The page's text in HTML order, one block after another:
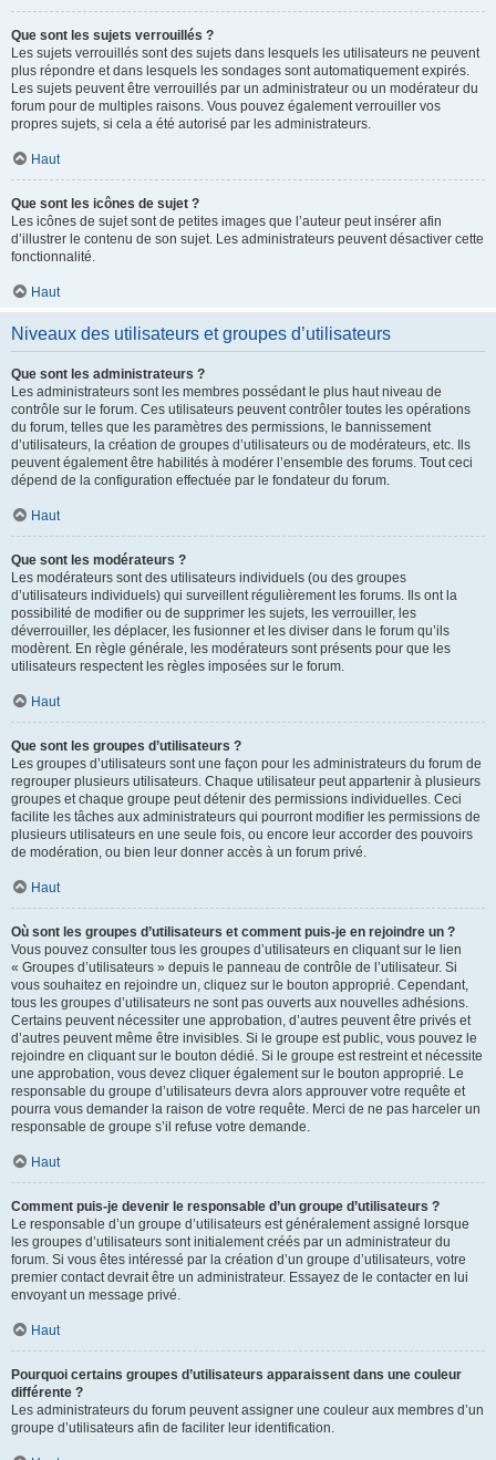
Que sont les sujets verrouillés ?
Les sujets verrouillés sont des sujets dans lesquels les utilisateurs ne peuvent
plus répondre et dans lesquels les sondages sont automatiquement expirés.
Les sujets peuvent être verrouillés par un administrateur ou un modérateur du
forum pour de multiples raisons. Vous pouvez également verrouiller vos
propres sujets, si cela a été autorisé par les administrateurs.
Haut
Que sont les icônes de sujet ?
Les icônes de sujet sont de petites images que l’auteur peut insérer afin
d’illustrer le contenu de son sujet. Les administrateurs peuvent désactiver cette
fonctionnalité.
Haut
Niveaux des utilisateurs et groupes d’utilisateurs
Que sont les administrateurs ?
Les administrateurs sont les membres possédant le plus haut niveau de
contrôle sur le forum. Ces utilisateurs peuvent contrôler toutes les opérations
du forum, telles que les paramètres des permissions, le bannissement
d’utilisateurs, la création de groupes d’utilisateurs ou de modérateurs, etc. Ils
peuvent également être habilités à modérer l’ensemble des forums. Tout ceci
dépend de la configuration effectuée par le fondateur du forum.
Haut
Que sont les modérateurs ?
Les modérateurs sont des utilisateurs individuels (ou des groupes
d’utilisateurs individuels) qui surveillent régulièrement les forums. Ils ont la
possibilité de modifier ou de supprimer les sujets, les verrouiller, les
déverrouiller, les déplacer, les fusionner et les diviser dans le forum qu’ils
modèrent. En règle générale, les modérateurs sont présents pour que les
utilisateurs respectent les règles imposées sur le forum.
Haut
Que sont les groupes d’utilisateurs ?
Les groupes d’utilisateurs sont une façon pour les administrateurs du forum de
regrouper plusieurs utilisateurs. Chaque utilisateur peut appartenir à plusieurs
groupes et chaque groupe peut détenir des permissions individuelles. Ceci
facilite les tâches aux administrateurs qui pourront modifier les permissions de
plusieurs utilisateurs en une seule fois, ou encore leur accorder des pouvoirs
de modération, ou bien leur donner accès à un forum privé.
Haut
Où sont les groupes d’utilisateurs et comment puis-je en rejoindre un ?
Vous pouvez consulter tous les groupes d’utilisateurs en cliquant sur le lien
« Groupes d’utilisateurs » depuis le panneau de contrôle de l’utilisateur. Si
vous souhaitez en rejoindre un, cliquez sur le bouton approprié. Cependant,
tous les groupes d’utilisateurs ne sont pas ouverts aux nouvelles adhésions.
Certains peuvent nécessiter une approbation, d’autres peuvent être privés et
d’autres peuvent même être invisibles. Si le groupe est public, vous pouvez le
rejoindre en cliquant sur le bouton dédié. Si le groupe est restreint et nécessite
une approbation, vous devez cliquer également sur le bouton approprié. Le
responsable du groupe d’utilisateurs devra alors approuver votre requête et
pourra vous demander la raison de votre requête. Merci de ne pas harceler un
responsable de groupe s’il refuse votre demande.
Haut
Comment puis-je devenir le responsable d’un groupe d’utilisateurs ?
Le responsable d’un groupe d’utilisateurs est généralement assigné lorsque
les groupes d’utilisateurs sont initialement créés par un administrateur du
forum. Si vous êtes intéressé par la création d’un groupe d’utilisateurs, votre
premier contact devrait être un administrateur. Essayez de le contacter en lui
envoyant un message privé.
Haut
Pourquoi certains groupes d’utilisateurs apparaissent dans une couleur
différente ?
Les administrateurs du forum peuvent assigner une couleur aux membres d’un
groupe d’utilisateurs afin de faciliter leur identification.